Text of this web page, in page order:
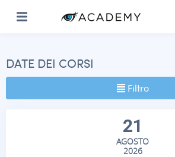
DATE DEI CORSI
Filtro
21
AGOSTO
2026